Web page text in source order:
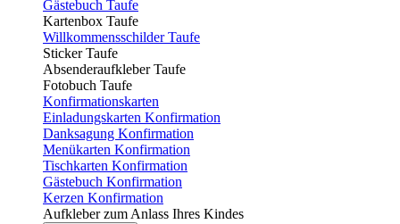
Gästebuch Taufe
Kartenbox Taufe
Willkommensschilder Taufe
Sticker Taufe
Absenderaufkleber Taufe
Fotobuch Taufe
Konfirmationskarten
Einladungskarten Konfirmation
Danksagung Konfirmation
Menükarten Konfirmation
Tischkarten Konfirmation
Gästebuch Konfirmation
Kerzen Konfirmation
Aufkleber zum Anlass Ihres Kindes